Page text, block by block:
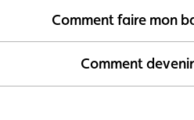
Comment faire mon
Comment